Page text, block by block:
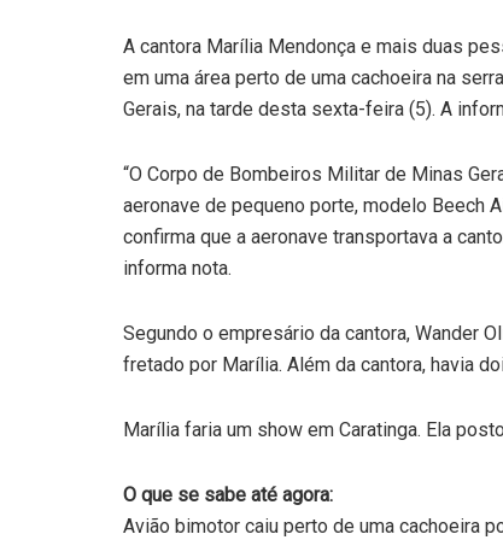
A cantora Marília Mendonça e mais duas
em uma área perto de uma cachoeira na
Gerais, na tarde desta sexta-feira (5). A
“O Corpo de Bombeiros Militar de Minas
aeronave de pequeno porte, modelo Beech
confirma que a aeronave transportava a
informa nota.
Segundo o empresário da cantora, Wander
fretado por Marília. Além da cantora, havia
Marília faria um show em Caratinga. Ela
O que se sabe até agora:
Avião bimotor caiu perto de uma cachoeira